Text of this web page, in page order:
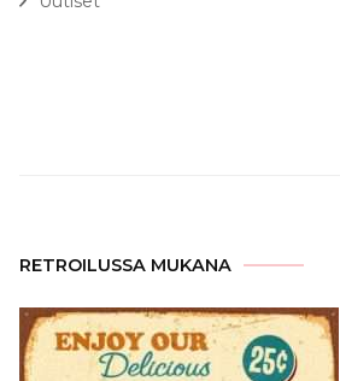
RETROILUSSA MUKANA